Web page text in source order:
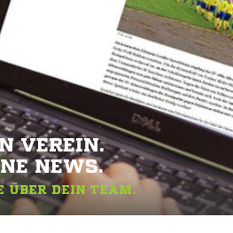
VEREIN.
NEWS.
ÜBER DEIN TEAM.